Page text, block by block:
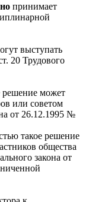
принимает
выступать
20 Трудового
решение может
или советом
от 26.12.1995 №
такое решение
общества
закона от